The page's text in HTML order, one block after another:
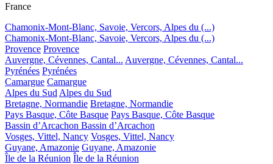
France
Chamonix-Mont-Blanc, Savoie, Vercors, Alpes du (...)
Chamonix-Mont-Blanc, Savoie, Vercors, Alpes du (...)
Provence Provence
Auvergne, Cévennes, Cantal... Auvergne, Cévennes, Cantal...
Pyrénées Pyrénées
Camargue Camargue
Alpes du Sud Alpes du Sud
Bretagne, Normandie Bretagne, Normandie
Pays Basque, Côte Basque Pays Basque, Côte Basque
Bassin d’Arcachon Bassin d’Arcachon
Vosges, Vittel, Nancy Vosges, Vittel, Nancy
Guyane, Amazonie Guyane, Amazonie
Île de la Réunion Île de la Réunion